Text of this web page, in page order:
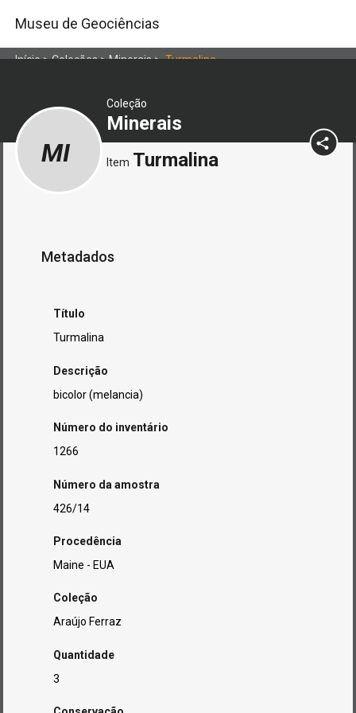
Museu de Geociências
Início>Coleções>Minerais>Turmalina
Coleção
Minerais
MI Item Turmalina
Metadados
Título
Turmalina
Descrição
bicolor (melancia)
Número do inventário
1266
Número da amostra
426/14
Procedência
Maine - EUA
Coleção
Araújo Ferraz
Quantidade
3